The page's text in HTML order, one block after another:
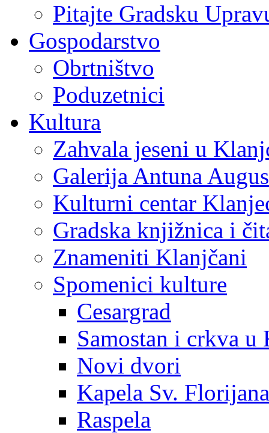
Pitajte Gradsku
Gospodarstvo
Obrtništvo
Poduzetnici
Kultura
Zahvala jeseni u
Galerija Antuna
Kulturni centar
Gradska knjižnica i
Znameniti Klanjčani
Spomenici kulture
Cesargrad
Samostan i crkva u
Novi dvori
Kapela Sv. Florijana
Raspela